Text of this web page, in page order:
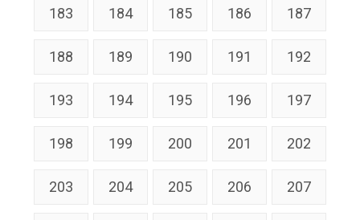
183 184 185 186 187
188 189 190 191 192
193 194 195 196 197
198 199 200 201 202
203 204 205 206 207